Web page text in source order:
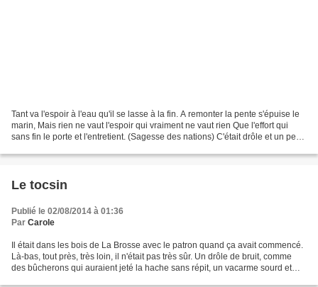
Tant va l'espoir à l'eau qu'il se lasse à la fin. A remonter la pente s'épuise le
marin, Mais rien ne vaut l'espoir qui vraiment ne vaut rien Que l'effort qui
sans fin le porte et l'entretient. (Sagesse des nations) C'était drôle et un peu
Le tocsin
Publié le 02/08/2014 à 01:36
Par Carole
Il était dans les bois de La Brosse avec le patron quand ça avait commencé.
Là-bas, tout près, très loin, il n'était pas très sûr. Un drôle de bruit, comme
des bûcherons qui auraient jeté la hache sans répit, un vacarme sourd et